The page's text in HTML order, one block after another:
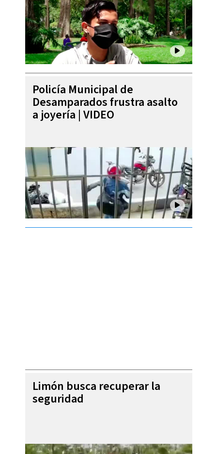
Policía Municipal de
Desamparados frustra asalto
a joyería | VIDEO
Limón busca recuperar la
seguridad